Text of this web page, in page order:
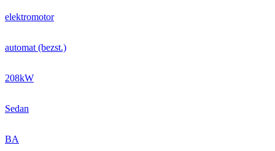
elektromotor
automat (bezst.)
208kW
Sedan
BA